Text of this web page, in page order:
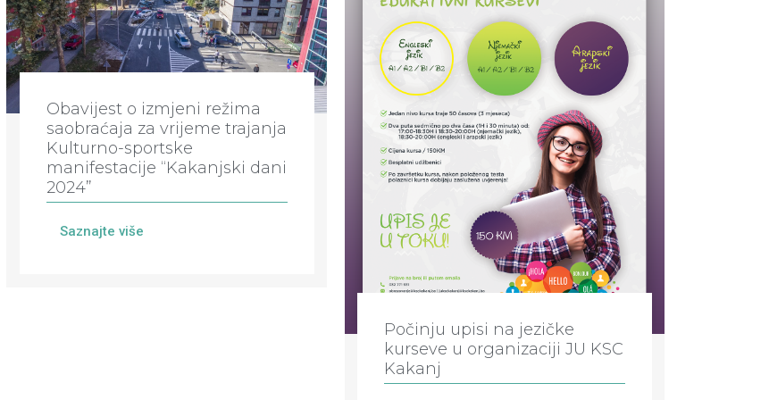
Obavijest o izmjeni režima
saobraćaja za vrijeme trajanja
Kulturno-sportske
manifestacije “Kakanjski dani
2024”
Saznajte više
Počinju upisi na jezičke
kurseve u organizaciji JU KSC
Kakanj